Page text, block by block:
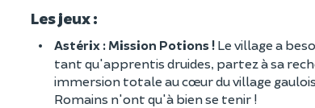
Les jeux :
Astérix : Mission Potions ! Le village a
tant qu'apprentis druides, partez à sa
immersion totale au cœur du village
Romains n'ont qu'à bien se tenir !